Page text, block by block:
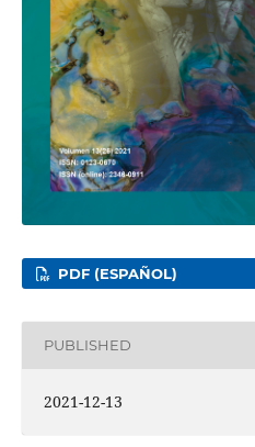
PDF (ESPAÑOL)
PUBLISHED
2021-12-13